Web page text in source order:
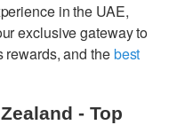
in the UAE,
exclusive gateway to
rewards, and thebest
- Top